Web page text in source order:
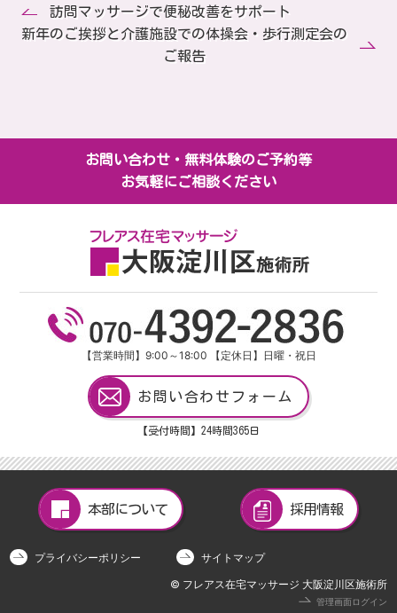
訪問マッサージで便秘改善をサポート
新年のご挨拶と介護施設での体操会・歩行測定会の
ご報告
お問い合わせ・無料体験のご予約等
お気軽にご相談ください
【営業時間】9:00～18:00 【定休日】日曜・祝日
お問い合わせフォーム
【受付時間】24時間365日
本部について 採用情報
プライバシーポリシー
サイトマップ
© フレアス在宅マッサージ 大阪淀川区施術所
管理画面ログイン